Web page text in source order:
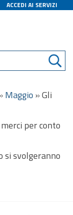
ACCEDI AI SERVIZI
Maggio »Gli
per conto
si svolgeranno